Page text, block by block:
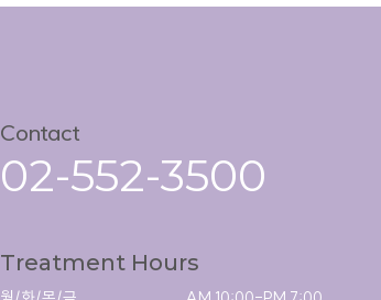
Contact
02-552-3500
Treatment Hours